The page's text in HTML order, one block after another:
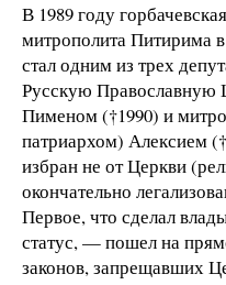
В 1989 году
митрополита Питирима
стал одним из трех
Русскую Православную
Пименом (†1990) и
патриархом) Алексием
избран не от Церкви
окончательно
Первое, что сделал
статус, — пошел на
законов, запрещавших